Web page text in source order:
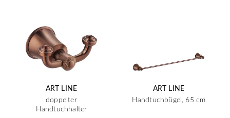
ART LINE
doppelter
Handtuchhalter
ART LINE
Handtuchbügel, 65 cm